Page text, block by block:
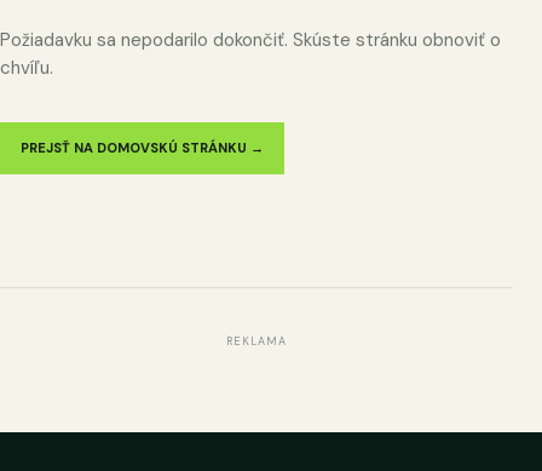
Požiadavku sa nepodarilo dokončiť. Skúste stránku obnoviť o
chvíľu.
PREJSŤ NA DOMOVSKÚ STRÁNKU →
REKLAMA